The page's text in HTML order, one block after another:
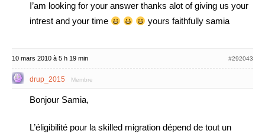
I’am looking for your answer thanks alot of giving us your
intrest and your time
yours faithfully samia
10 mars 2010 à 5 h 19 min #292043
drup_2015 Membre
Bonjour Samia,
L’éligibilité pour la skilled migration dépend de tout un